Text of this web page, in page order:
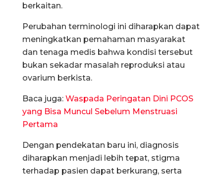
berkaitan.
Perubahan terminologi ini diharapkan dapat
meningkatkan pemahaman masyarakat
dan tenaga medis bahwa kondisi tersebut
bukan sekadar masalah reproduksi atau
ovarium berkista.
Baca juga: Waspada Peringatan Dini PCOS
yang Bisa Muncul Sebelum Menstruasi
Pertama
Dengan pendekatan baru ini, diagnosis
diharapkan menjadi lebih tepat, stigma
terhadap pasien dapat berkurang, serta